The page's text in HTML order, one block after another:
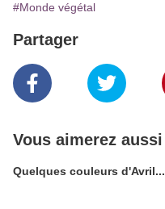
#Monde végétal
Partager
Vous aimerez aussi
Quelques couleurs d'Avril...